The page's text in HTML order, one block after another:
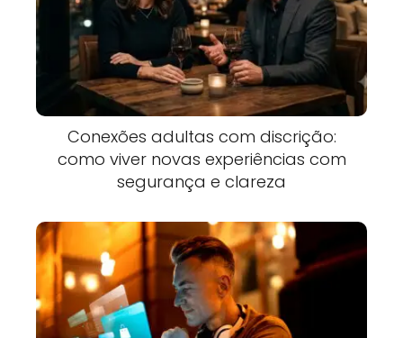
Conexões adultas com discrição:
como viver novas experiências com
segurança e clareza